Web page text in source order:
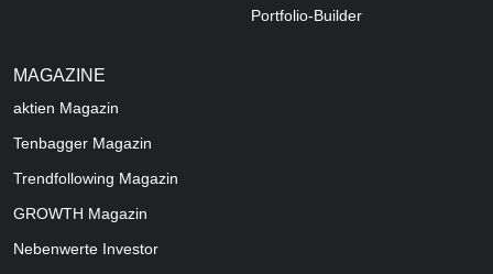
Portfolio-Builder
MAGAZINE
aktien Magazin
Tenbagger Magazin
Trendfollowing Magazin
GROWTH Magazin
Nebenwerte Investor